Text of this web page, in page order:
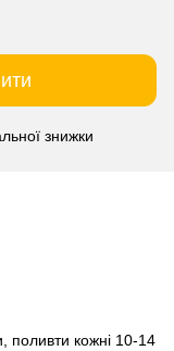
знижки
поливти кожні 10-14